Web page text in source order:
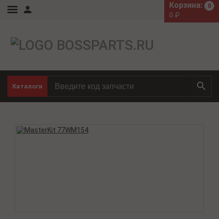
Корзина: 0
0 ₽
Каталоги